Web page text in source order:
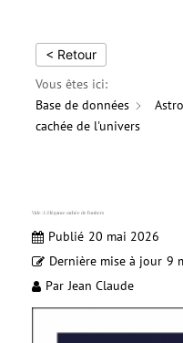
< Retour
Vous êtes ici:
Base de données
cachée de l'univers
Vide : L’élégance cachée de l’univers
Publié 20 mai 2026
Dernière mise à jour 9
Par Jean Claude